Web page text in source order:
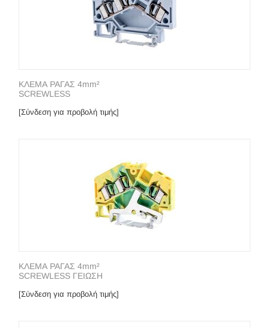
ΚΛΕΜΑ ΡΑΓΑΣ 4mm²
SCREWLESS
[Σύνδεση για προβολή τιμής]
ΚΛΕΜΑ ΡΑΓΑΣ 4mm²
SCREWLESS ΓΕΙΩΣΗ
[Σύνδεση για προβολή τιμής]